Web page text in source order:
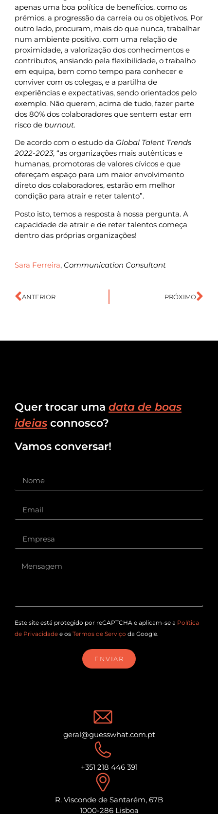
apenas uma boa política de benefícios, como os
prémios, a progressão da carreia ou os objetivos. Por
outro lado, procuram, mais do que nunca, trabalhar
num ambiente positivo, com uma relação de
proximidade, a valorização dos conhecimentos e
contributos, ansiando pela flexibilidade, o trabalho
em equipa, bem como tempo para conhecer e
conviver com os colegas, e a partilha de
experiências e expectativas, sendo orientados pelo
exemplo. Não querem, acima de tudo, fazer parte
dos 80% dos colaboradores que sentem estar em
risco de burnout.
De acordo com o estudo da Global Talent Trends
2022-2023, “as organizações mais autênticas e
humanas, promotoras de valores cívicos e que
ofereçam espaço para um maior envolvimento
direto dos colaboradores, estarão em melhor
condição para atrair e reter talento”.
Posto isto, temos a resposta à nossa pergunta. A
capacidade de atrair e de reter talentos começa
dentro das próprias organizações!
Sara Ferreira, Communication Consultant
ANTERIOR PRÓXIMO
Quer trocar uma data de boas
ideias connosco?
Vamos conversar!
Este site está protegido por reCAPTCHA e aplicam-se a Política
de Privacidade e os Termos de Serviço da Google.
ENVIAR
geral@guesswhat.com.pt
+351 218 446 391
R. Visconde de Santarém, 67B
1000-286 Lisboa